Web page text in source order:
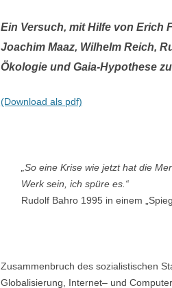
Ein Versuch, mit Hilfe von Erich
Joachim Maaz, Wilhelm Reich,
Ökologie und Gaia-Hypothese
(Download als pdf)
„So eine Krise wie jetzt hat die
Werk sein, ich spüre es.“
Rudolf Bahro 1995 in einem
Zusammenbruch des sozialistischen
Globalisierung, Internet– und